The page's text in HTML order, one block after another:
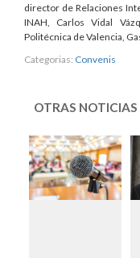
director de Relaciones
INAH, Carlos Vidal
Politécnica de Valencia,
Categorias: Convenis
OTRAS NOTICIAS